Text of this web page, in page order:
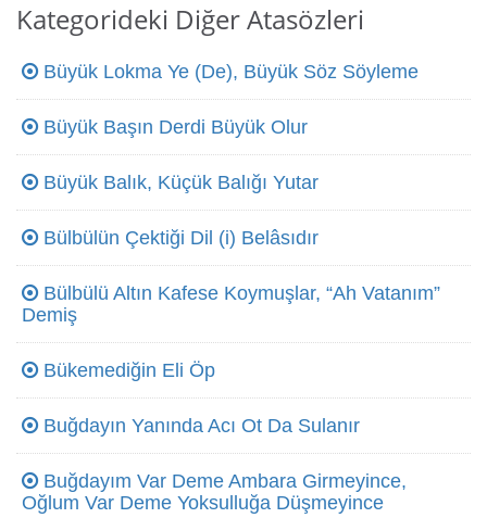
Kategorideki Diğer Atasözleri
Büyük Lokma Ye (De), Büyük Söz Söyleme
Büyük Başın Derdi Büyük Olur
Büyük Balık, Küçük Balığı Yutar
Bülbülün Çektiği Dil (i) Belâsıdır
Bülbülü Altın Kafese Koymuşlar, “Ah Vatanım”
Demiş
Bükemediğin Eli Öp
Buğdayın Yanında Acı Ot Da Sulanır
Buğdayım Var Deme Ambara Girmeyince,
Oğlum Var Deme Yoksulluğa Düşmeyince